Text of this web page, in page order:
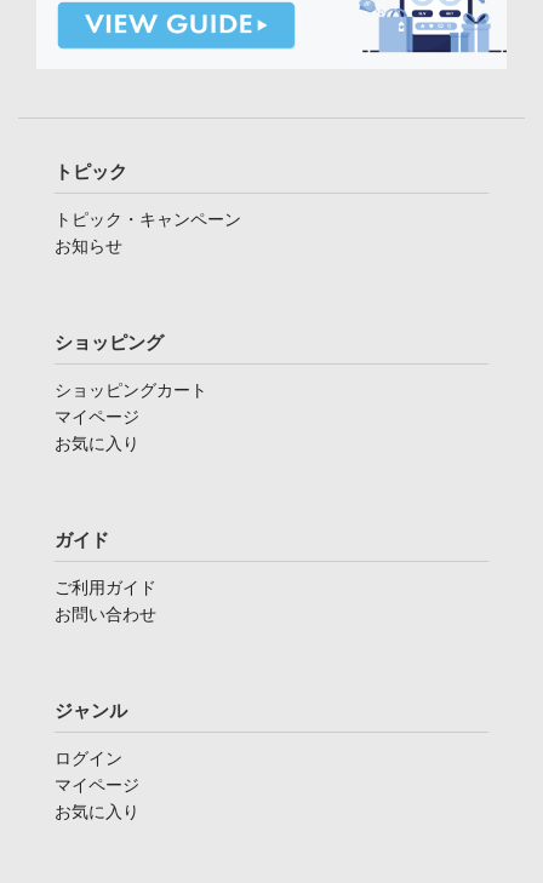
トピック
トピック・キャンペーン
お知らせ
ショッピング
ショッピングカート
マイページ
お気に入り
ガイド
ご利用ガイド
お問い合わせ
ジャンル
ログイン
マイページ
お気に入り